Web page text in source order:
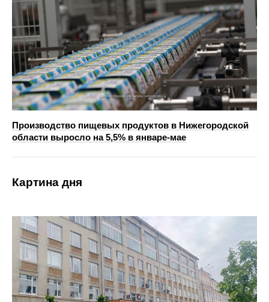
Производство пищевых продуктов в Нижегородской
области выросло на 5,5% в январе-мае
Картина дня